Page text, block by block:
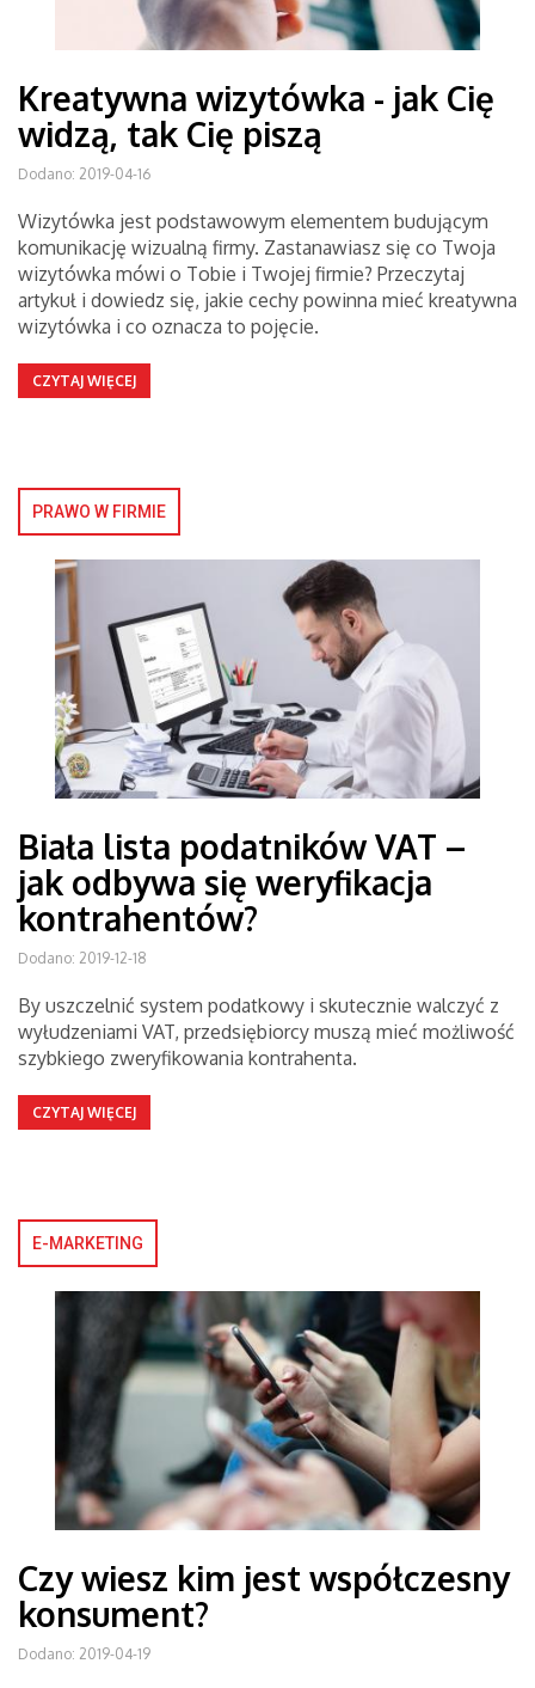
Kreatywna wizytówka - jak Cię
widzą, tak Cię piszą
Dodano: 2019-04-16
Wizytówka jest podstawowym elementem budującym
komunikację wizualną firmy. Zastanawiasz się co Twoja
wizytówka mówi o Tobie i Twojej firmie? Przeczytaj
artykuł i dowiedz się, jakie cechy powinna mieć kreatywna
wizytówka i co oznacza to pojęcie.
CZYTAJ WIĘCEJ
PRAWO W FIRMIE
Biała lista podatników VAT –
jak odbywa się weryfikacja
kontrahentów?
Dodano: 2019-12-18
By uszczelnić system podatkowy i skutecznie walczyć z
wyłudzeniami VAT, przedsiębiorcy muszą mieć możliwość
szybkiego zweryfikowania kontrahenta.
CZYTAJ WIĘCEJ
E-MARKETING
Czy wiesz kim jest współczesny
konsument?
Dodano: 2019-04-19